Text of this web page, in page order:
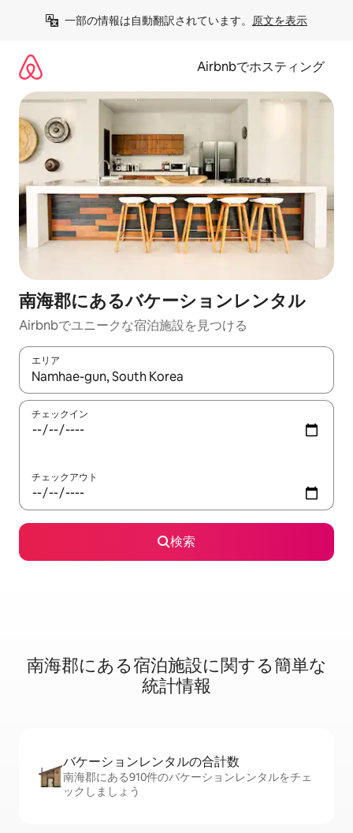
一部の情報は自動翻訳されています。 原文を表示
Airbnbでホスティング
南海郡にあるバケーションレンタル
Airbnbでユニークな宿泊施設を見つける
エリア
検索結果が表示されたら、上下の矢印キーを使って移動するか
チェックイン
チェックアウト
検索
南海郡に⁠あ⁠る宿⁠泊⁠施⁠設⁠に関⁠す⁠る簡⁠単⁠な
統⁠計⁠情⁠報
バケーションレ⁠ン⁠タ⁠ル⁠の合⁠計⁠数
南海郡にある910件のバケーションレンタルをチェ
ックしましょう